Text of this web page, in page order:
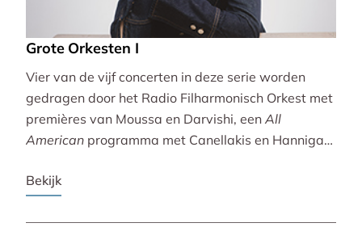
Grote Orkesten I
Vier van de vijf concerten in deze serie worden
gedragen door het Radio Filharmonisch Orkest met
premières van Moussa en Darvishi, een All
American programma met Canellakis en Hannigan
Amerikaans slagwerk.
Bekijk